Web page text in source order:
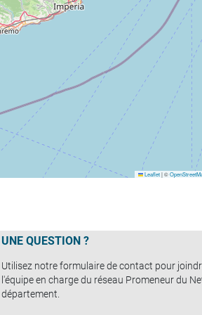
Leaflet|©
UNE QUESTION ?
Utilisez notre formulaire de contact pour
l'équipe en charge du réseau Promeneur du
département.